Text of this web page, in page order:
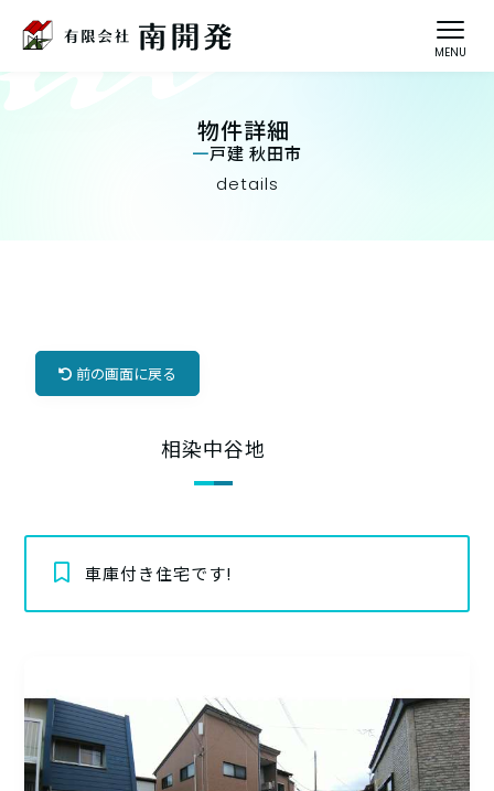
物件詳細
一戸建 秋田市
details
前の画面に戻る
相染中谷地
車庫付き住宅です!